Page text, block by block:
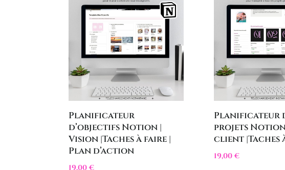
Planificateur
d’objectifs Notion |
Vision |Taches à faire |
Plan d’action
19,00€
Planificateur
projets Notion
client |Taches
19,00€